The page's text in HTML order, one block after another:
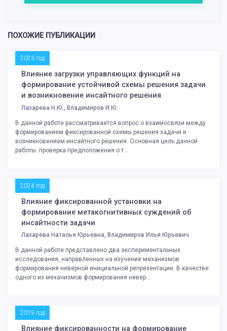
ПОХОЖИЕ ПУБЛИКАЦИИ
2023 год
Влияние загрузки управляющих функций на
формирование устойчивой схемы решения задачи
и возникновение инсайтного решения
Лазарева Н.Ю., Владимиров И.Ю.
В данной работе рассматривается вопрос о взаимосвязи между
формированием фиксированной схемы решения задачи и
возникновением инсайтного решения. Основная цель данной
работы: проверка предположения о т...
2024 год
Влияние фиксированной установки на
формирование метакогнитивных суждений об
инсайтности задачи
Лазарева Наталья Юрьевна, Владимиров Илья Юрьевич
В данной работе представлено два экспериментальных
исследования, направленных на изучение механизмов
формирования неверной инициальной репрезентации. В качестве
одного из механизмов формирования невер...
2019 год
Влияние фиксированности на формирование